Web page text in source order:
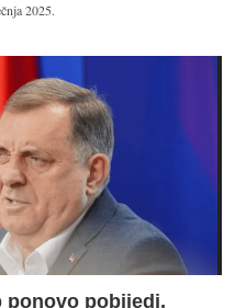
2025.
ponovo pobijedi,